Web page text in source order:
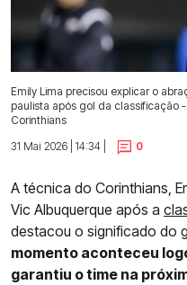
Emily Lima precisou explicar o
paulista após gol da classificação
Corinthians
31 Mai 2026 | 14:34 |
0
A técnica do Corinthians,
Vic Albuquerque após a
destacou o significado do
momento aconteceu
garantiu o time na